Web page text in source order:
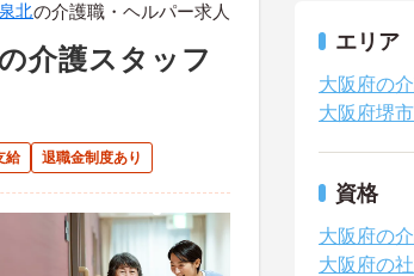
北の介護職・ヘルパー求人
介護スタッフ
給 退職金制度あり
エリア
大阪府の
大阪府堺
資格
大阪府の
大阪府の